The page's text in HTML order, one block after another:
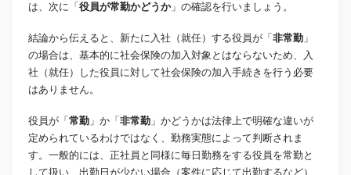
は、次に「 役員が常勤かどうか」の確認を行いましょう。
結論から伝えると、新たに入社（就任）する役員が「 非常勤 」
の場合は、基本的に社会保険の加入対象とはならないため、入
社（就任）した役員に対して社会保険の加入手続きを行う必要
はありません。
役員が「 常勤 」か「 非常勤 」かどうかは法律上で明確な違いが
定められているわけではなく、勤務実態によって判断されま
す。一般的には、正社員と同様に毎日勤務をする役員を常勤と
して扱い、出勤日が少ない場合（案件に応じて出勤するなど）